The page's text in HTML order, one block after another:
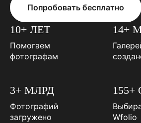
Попробовать бесплатно
10+ ЛЕТ
Помогаем
фотографам
14+
3+ МЛРД
Фотографий
загружено
Wfolio